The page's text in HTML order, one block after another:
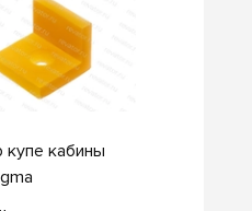
кабины